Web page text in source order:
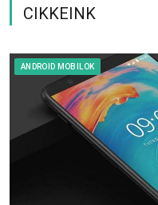
CIKKEINK
ANDROID MOBILOK